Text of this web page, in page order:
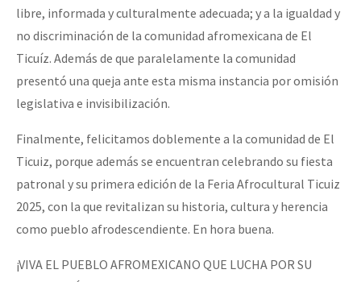
libre, informada y culturalmente adecuada; y a la igualdad y
no discriminación de la comunidad afromexicana de El
Ticuíz. Además de que paralelamente la comunidad
presentó una queja ante esta misma instancia por omisión
legislativa e invisibilización.
Finalmente, felicitamos doblemente a la comunidad de El
Ticuiz, porque además se encuentran celebrando su fiesta
patronal y su primera edición de la Feria Afrocultural Ticuiz
2025, con la que revitalizan su historia, cultura y herencia
como pueblo afrodescendiente. En hora buena.
¡VIVA EL PUEBLO AFROMEXICANO QUE LUCHA POR SU